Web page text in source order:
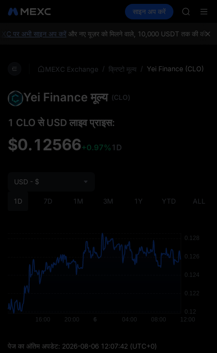
स्पॉट फ़्यूचर्स PLTR कमाएँ
साइन अप करें
SPCX
NVDA
BLESS
पर अभी साइन अप करेंऔर नए यूज़र को मिलने वाले, 10,000 USDT तक की कीमत
MEXC Exchange / क्रिप्टो मूल्य / Yei Finance (CLO)
Yei Finance मूल्य (CLO)
1 CLO से USD लाइव प्राइस:
$0.12566+0.97% 1D
1D 7D 1M 3M 1Y YTD ALL
USD - $
पेज का अंतिम अपडेट: 2026-08-06 12:07:42 (UTC+0)